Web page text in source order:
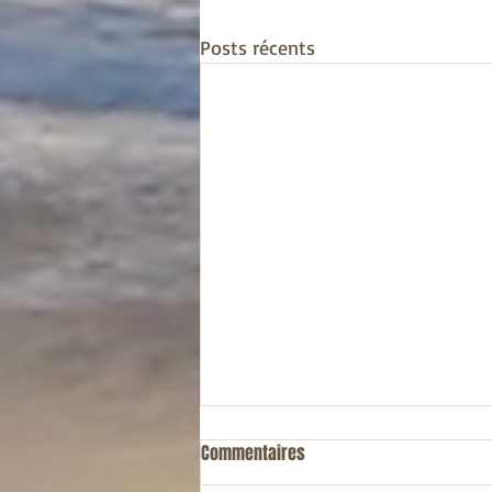
Posts récents
Pourquoi être végétarien?
Commentaires